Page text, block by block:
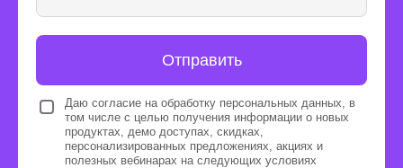
Отправить
Даю согласие на обработку персональных данных, в
том числе с целью получения информации о новых
продуктах, демо доступах, скидках,
персонализированных предложениях, акциях и
полезных вебинарах на следующих условиях
Инструменты: